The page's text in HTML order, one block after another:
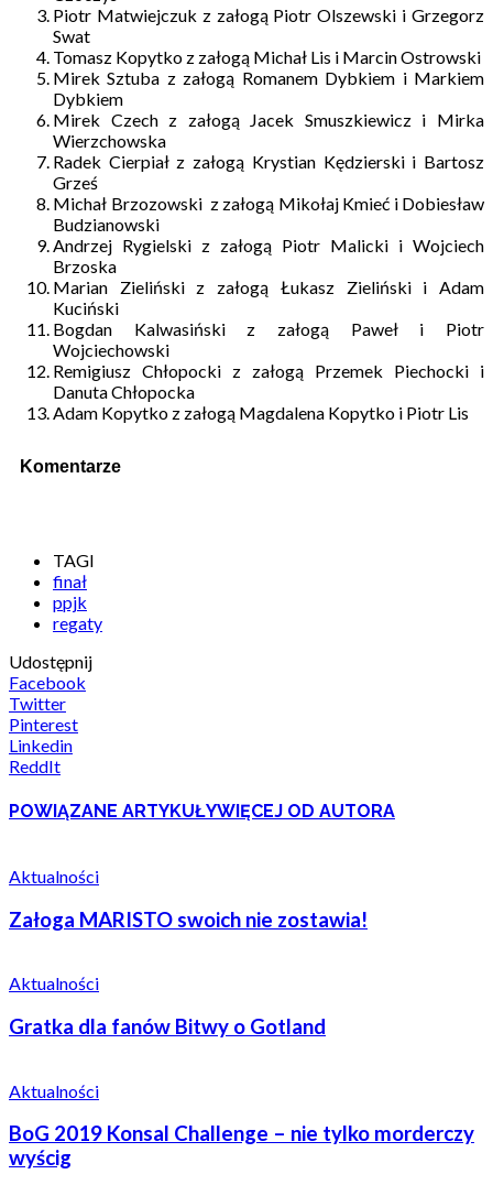
Piotr Matwiejczuk z załogą Piotr Olszewski i Grzegorz
Swat
Tomasz Kopytko z załogą Michał Lis i Marcin Ostrowski
Mirek Sztuba z załogą Romanem Dybkiem i Markiem
Dybkiem
Mirek Czech z załogą Jacek Smuszkiewicz i Mirka
Wierzchowska
Radek Cierpiał z załogą Krystian Kędzierski i Bartosz
Grześ
Michał Brzozowski z załogą Mikołaj Kmieć i Dobiesław
Budzianowski
Andrzej Rygielski z załogą Piotr Malicki i Wojciech
Brzoska
Marian Zieliński z załogą Łukasz Zieliński i Adam
Kuciński
Bogdan Kalwasiński z załogą Paweł i Piotr
Wojciechowski
Remigiusz Chłopocki z załogą Przemek Piechocki i
Danuta Chłopocka
Adam Kopytko z załogą Magdalena Kopytko i Piotr Lis
Komentarze
TAGI
finał
ppjk
regaty
Udostępnij
Facebook
Twitter
Pinterest
Linkedin
ReddIt
POWIĄZANE ARTYKUŁYWIĘCEJ OD AUTORA
Aktualności
Załoga MARISTO swoich nie zostawia!
Aktualności
Gratka dla fanów Bitwy o Gotland
Aktualności
BoG 2019 Konsal Challenge – nie tylko morderczy
wyścig